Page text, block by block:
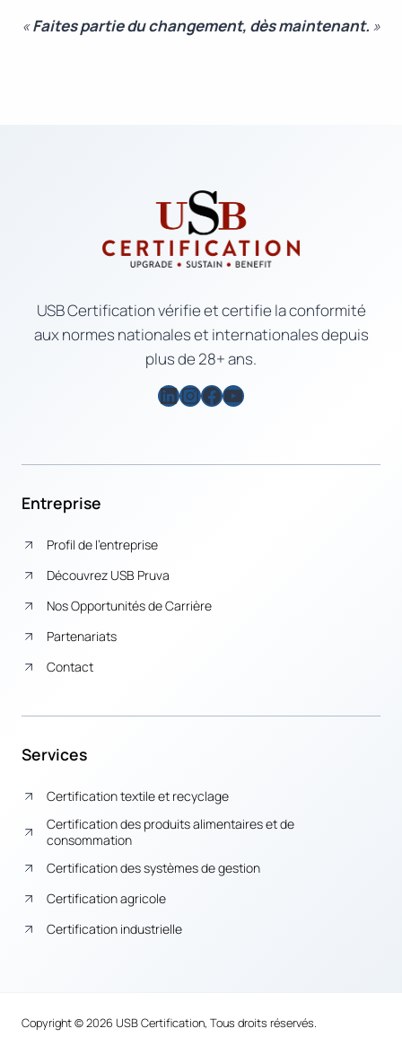
«Faites partie du changement, dès maintenant. »
USB Certification vérifie et certifie la conformité
aux normes nationales et internationales depuis
plus de 28+ ans.
LinkedIn
Instagram
Facebook
YouTube
Entreprise
Profil de l’entreprise
Découvrez USB Pruva
Nos Opportunités de Carrière
Partenariats
Contact
Services
Certification textile et recyclage
Certification des produits alimentaires et de
consommation
Certification des systèmes de gestion
Certification agricole
Certification industrielle
Copyright © 2026 USB Certification, Tous droits réservés.